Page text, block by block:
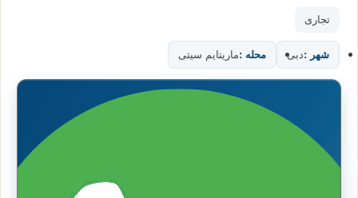
تجاری
شهر : دبی محله :ماریتایم سیتی